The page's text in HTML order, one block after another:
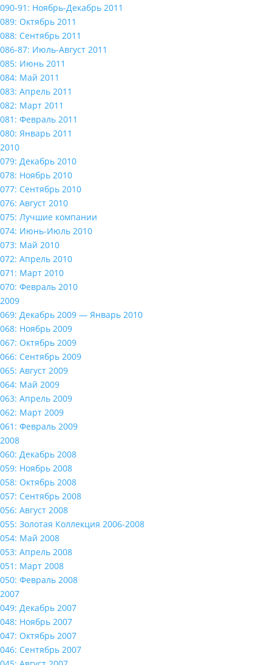
090-91: Ноябрь-Декабрь 2011
089: Октябрь 2011
088: Сентябрь 2011
086-87: Июль-Август 2011
085: Июнь 2011
084: Май 2011
083: Апрель 2011
082: Март 2011
081: Февраль 2011
080: Январь 2011
2010
079: Декабрь 2010
078: Ноябрь 2010
077: Сентябрь 2010
076: Август 2010
075: Лучшие компании
074: Июнь-Июль 2010
073: Май 2010
072: Апрель 2010
071: Март 2010
070: Февраль 2010
2009
069: Декабрь 2009 — Январь 2010
068: Ноябрь 2009
067: Октябрь 2009
066: Сентябрь 2009
065: Август 2009
064: Май 2009
063: Апрель 2009
062: Март 2009
061: Февраль 2009
2008
060: Декабрь 2008
059: Ноябрь 2008
058: Октябрь 2008
057: Сентябрь 2008
056: Август 2008
055: Золотая Коллекция 2006-2008
054: Май 2008
053: Апрель 2008
051: Март 2008
050: Февраль 2008
2007
049: Декабрь 2007
048: Ноябрь 2007
047: Октябрь 2007
046: Сентябрь 2007